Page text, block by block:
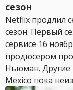
сезон
Netflix продлил
сезон. Первый
сервисе 16
продюсером
Ньюман. Другие
Mexico пока